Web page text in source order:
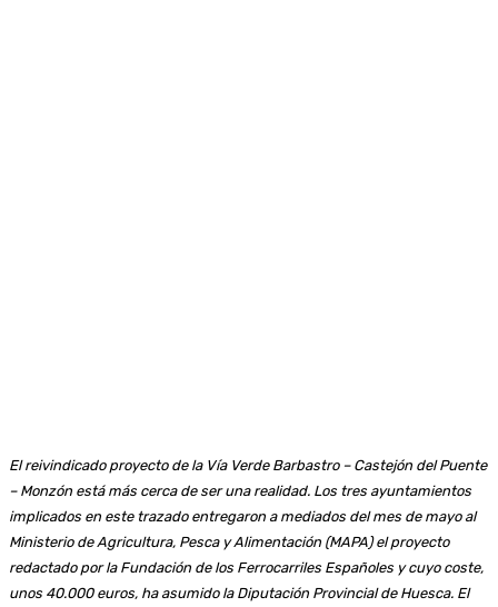
El reivindicado proyecto de la Vía Verde Barbastro – Castejón del Puente
– Monzón está más cerca de ser una realidad. Los tres ayuntamientos
implicados en este trazado entregaron a mediados del mes de mayo al
Ministerio de Agricultura, Pesca y Alimentación (MAPA) el proyecto
redactado por la Fundación de los Ferrocarriles Españoles y cuyo coste,
unos 40.000 euros, ha asumido la Diputación Provincial de Huesca. El